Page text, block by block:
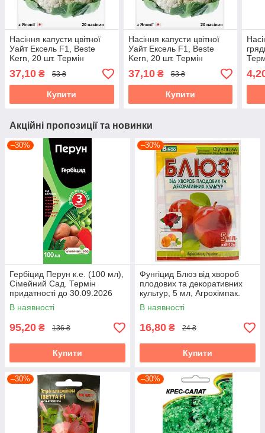
Насіння капусти цвітної
Уайт Ексель F1, Beste
Kern, 20 шт. Термін
придатності до 31.10.2026
37,10 ₴ 53 ₴
Купити
Насіння капусти цвітної
Уайт Ексель F1, Beste
Kern, 20 шт. Термін
придатності до 31.10.2026
37,10₴ 53 ₴
Купити
Акційні пропозиції та новинки
–30%
Гербіцид Перун к.е. (100 мл),
Сімейний Сад. Термін
придатності до 30.09.2026
В наявності
95,20 ₴ 136 ₴
Купити
–30%
Фунгіцид Блюз від хвороб
плодових та декоративних
культур, 5 мл, Агрохімпак.
Термін придатності до
04.08.2026
В наявності
16,80 ₴ 24 ₴
Купити
–30% –30%